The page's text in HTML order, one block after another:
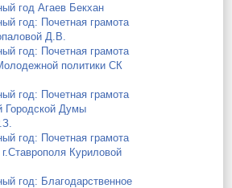
год Агаев Бекхан
год: Почетная грамота
Д.В.
год: Почетная грамота
политики СК
год: Почетная грамота
Городской Думы
год: Почетная грамота
Куриловой
год: Благодарственное